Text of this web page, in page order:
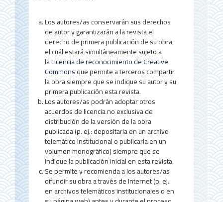
a
r
t
í
c
u
l
o
Los autores/as conservarán sus derechos
de autor y garantizarán a la revista el
derecho de primera publicación de su obra,
el cuál estará simultáneamente sujeto a
laLicencia de reconocimiento de Creative
Commonsque permite a terceros compartir
la obra siempre que se indique su autor y su
primera publicación esta revista.
Los autores/as podrán adoptar otros
acuerdos de licencia no exclusiva de
distribución de la versión de la obra
publicada (p. ej.: depositarla en un archivo
telemático institucional o publicarla en un
volumen monográfico) siempre que se
indique la publicación inicial en esta revista.
Se permite y recomienda a los autores/as
difundir su obra a través de Internet (p. ej.:
en archivos telemáticos institucionales o en